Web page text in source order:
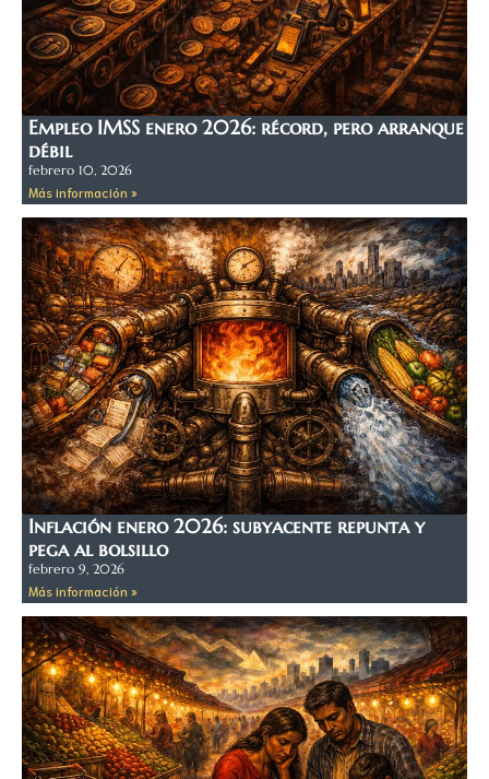
Empleo IMSS enero 2026: récord, pero arranque
débil
febrero 10, 2026
Más información »
Inflación enero 2026: subyacente repunta y
pega al bolsillo
febrero 9, 2026
Más información »